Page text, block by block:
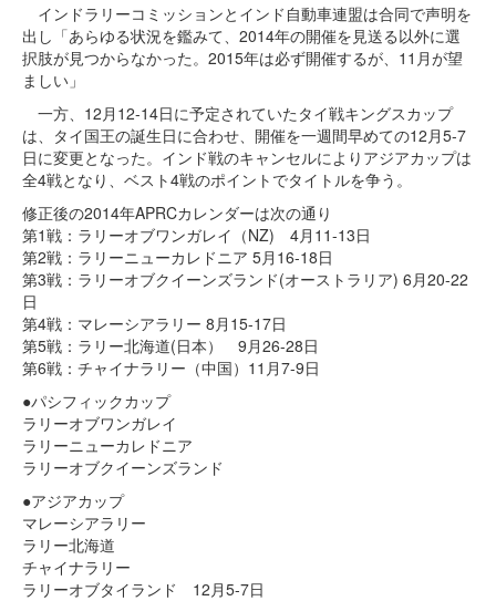
インドラリーコミッションとインド自動車連盟は合同で声明を
出し「あらゆる状況を鑑みて、2014年の開催を見送る以外に選
択肢が見つからなかった。2015年は必ず開催するが、11月が望
ましい」
一方、12月12-14日に予定されていたタイ戦キングスカップ
は、タイ国王の誕生日に合わせ、開催を一週間早めての12月5-7
日に変更となった。インド戦のキャンセルによりアジアカップは
全4戦となり、ベスト4戦のポイントでタイトルを争う。
修正後の2014年APRCカレンダーは次の通り
第1戦：ラリーオブワンガレイ（NZ) 4月11-13日
第2戦：ラリーニューカレドニア 5月16-18日
第3戦：ラリーオブクイーンズランド(オーストラリア) 6月20-22
日
第4戦：マレーシアラリー 8月15-17日
第5戦：ラリー北海道(日本） 9月26-28日
第6戦：チャイナラリー（中国）11月7-9日
●パシフィックカップ
ラリーオブワンガレイ
ラリーニューカレドニア
ラリーオブクイーンズランド
●アジアカップ
マレーシアラリー
ラリー北海道
チャイナラリー
ラリーオブタイランド 12月5-7日